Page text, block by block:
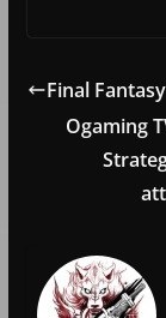
Final
Ogaming